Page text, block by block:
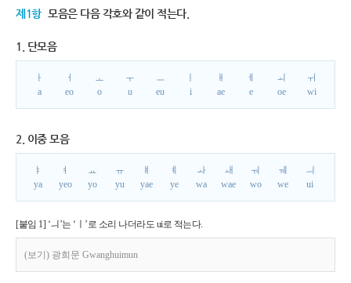
제1항 모음은 다음 각호와 같이 적는다.
1. 단모음
ㅏ
a
ㅓ
eo
ㅗ
o
ㅜ
u
ㅡ
eu
i
ㅐ
ae
ㅔ
e
ㅚ
oe
ㅟ
wi
2. 이중 모음
ㅑ
ya
ㅕ
yeo
ㅛ
yo
ㅠ
yu
ㅒ
yae
ㅖ
ye
ㅘ
wa
ㅙ
wae
ㅝ
wo
ㅞ
we
ㅢ
ui
[붙임 1] ‘ㅢ’는 ‘ㅣ’로 소리 나더라도 ui로 적는다.
(보기) 광희문 Gwanghuimun